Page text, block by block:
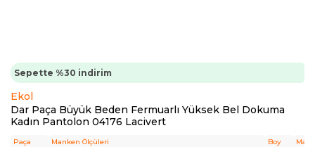
Sepette %30 indirim
Ekol
Dar Paça Büyük Beden Fermuarlı Yüksek Bel Dokuma
Kadın Pantolon 04176 Lacivert
Paça
Manken Ölçüleri
Boy